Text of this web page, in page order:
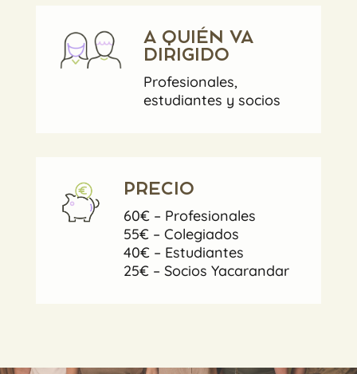
A QUIÉN VA
DIRIGIDO
Profesionales,
estudiantes y socios
PRECIO
60€ – Profesionales
55€ – Colegiados
40€ – Estudiantes
25€ – Socios Yacarandar